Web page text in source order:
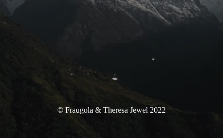
© Fraugola & Theresa Jewel 2022